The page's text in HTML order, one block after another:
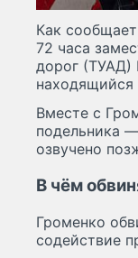
Как
72 часа
дорог (ТУАД)
находящийся
Вместе с
подельника
озвучено
В чём
Громенко
содействие